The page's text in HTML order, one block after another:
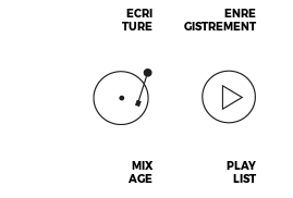
ECRI
TURE
ENRE
GISTREMENT
MIX
AGE
PLAY
LIST